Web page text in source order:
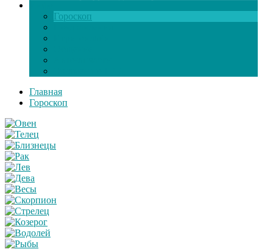
Гороскоп
Главная
Гороскоп